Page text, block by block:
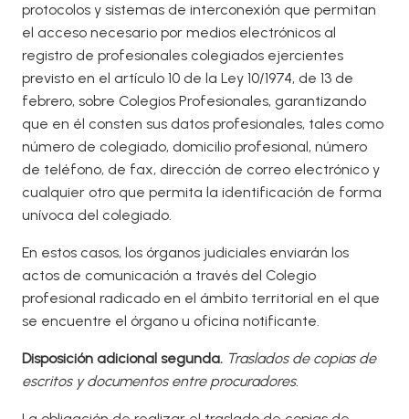
protocolos y sistemas de interconexión que permitan
el acceso necesario por medios electrónicos al
registro de profesionales colegiados ejercientes
previsto en el artículo 10 de la Ley 10/1974, de 13 de
febrero, sobre Colegios Profesionales, garantizando
que en él consten sus datos profesionales, tales como
número de colegiado, domicilio profesional, número
de teléfono, de fax, dirección de correo electrónico y
cualquier otro que permita la identificación de forma
unívoca del colegiado.
En estos casos, los órganos judiciales enviarán los
actos de comunicación a través del Colegio
profesional radicado en el ámbito territorial en el que
se encuentre el órgano u oficina notificante.
Disposición adicional segunda. Traslados de copias de
escritos y documentos entre procuradores.